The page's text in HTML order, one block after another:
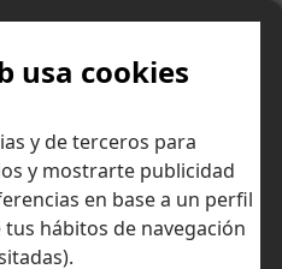
usa cookies
y de terceros para
y mostrarte publicidad
en base a un perfil
hábitos de navegación
Ideas de inversión
vertical y su dividendo